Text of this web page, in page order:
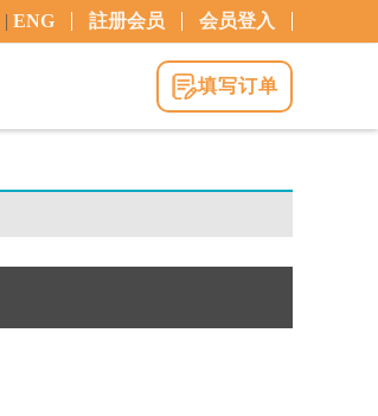
| ENG 註册会员 会员登入
填写订单